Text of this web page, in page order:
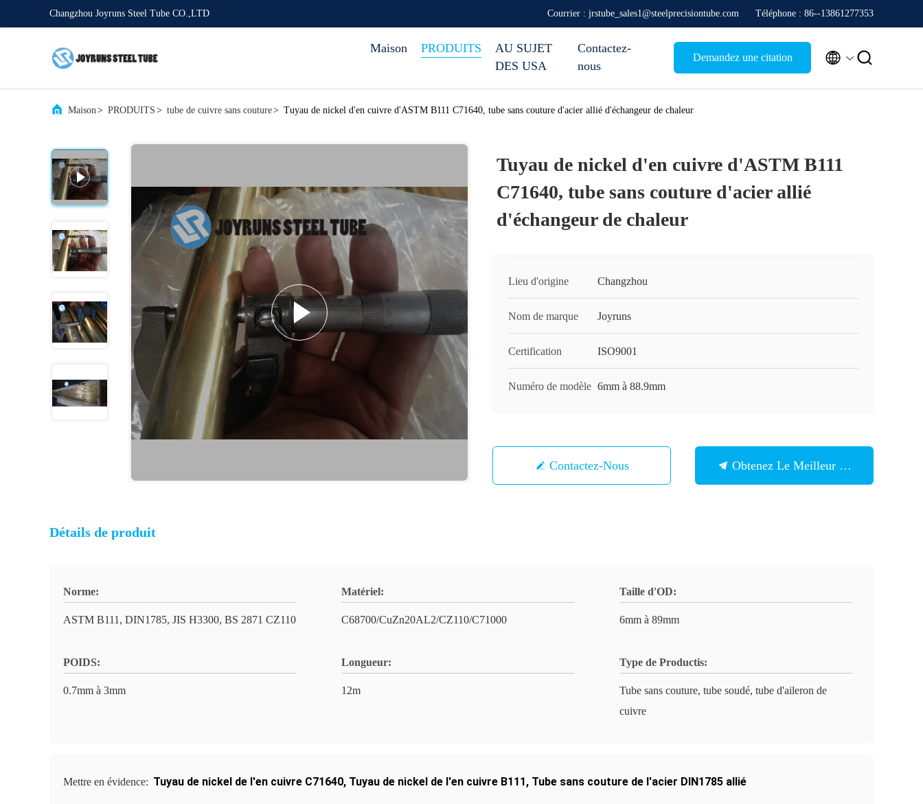
Changzhou Joyruns Steel Tube CO.,LTD Courrier : jrstube_sales1@steelprecisiontube.com Téléphone : 86--13861277353
Maison PRODUITS
AU SUJET
DES USA
Contactez-
nous
Demandez une citation  
Maison> PRODUITS > tube de cuivre sans couture> Tuyau de nickel d'en cuivre d'ASTM B111 C71640, tube sans couture d'acier allié d'échangeur de chaleur
Tuyau de nickel d'en cuivre d'ASTM B111
C71640, tube sans couture d'acier allié
d'échangeur de chaleur
Lieu d'origine Changzhou
Nom de marque Joyruns
Certification ISO9001
Numéro de modèle 6mm à 88.9mm
Contactez-Nous Obtenez Le Meilleur Prix
Détails de produit
Norme:
ASTM B111, DIN1785, JIS H3300, BS 2871 CZ110
Matériel:
C68700/CuZn20AL2/CZ110/C71000
Taille d'OD:
6mm à 89mm
POIDS:
0.7mm à 3mm
Longueur:
12m
Type de Productis:
Tube sans couture, tube soudé, tube d'aileron de
cuivre
Mettre en évidence: Tuyau de nickel de l'en cuivre C71640, Tuyau de nickel de l'en cuivre B111, Tube sans couture de l'acier DIN1785 allié